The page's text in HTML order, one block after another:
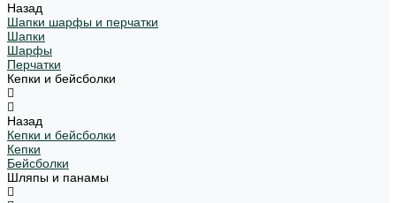
Назад
Шапки шарфы и перчатки
Шапки
Шарфы
Перчатки
Кепки и бейсболки
Назад
Кепки и бейсболки
Кепки
Бейсболки
Шляпы и панамы